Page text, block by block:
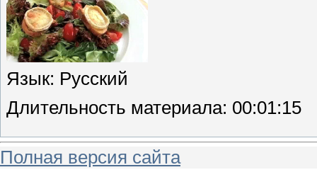
Язык: Русский
Длительность материала: 00:01:15
Полная версия сайта